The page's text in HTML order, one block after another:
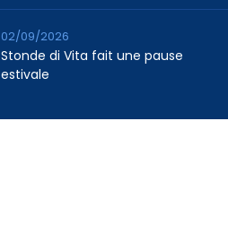
Stonde di Vita fait une pause
estivale
02/09/2026